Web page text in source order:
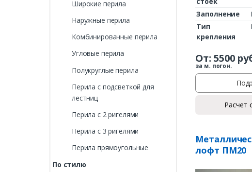
Заполнение
Тип
крепления
От: 5500
за м. погон.
Расчет
лофт ПМ20
Широкие перила
Наружные перила
Комбинированные перила
Угловые перила
Полукруглые перила
Перила с подсветкой для
лестниц
Перила с 2 ригелями
Перила с 3 ригелями
Перила прямоугольные
По стилю